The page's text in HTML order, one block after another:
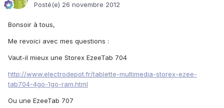
Posté(e) 26 novembre 2012
Bonsoir à tous,
Me revoici avec mes questions :
Vaut-il mieux une Storex EzeeTab 704
http://www.electrodepot.fr/tablette-multimedia-storex-ezee-
tab704-4go-1go-ram.html
Ou une EzeeTab 707